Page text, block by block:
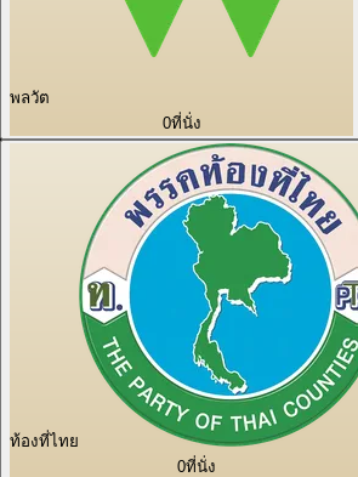
พลวัต
0ที่นั่ง
ท้องที่ไทย
0ที่นั่ง